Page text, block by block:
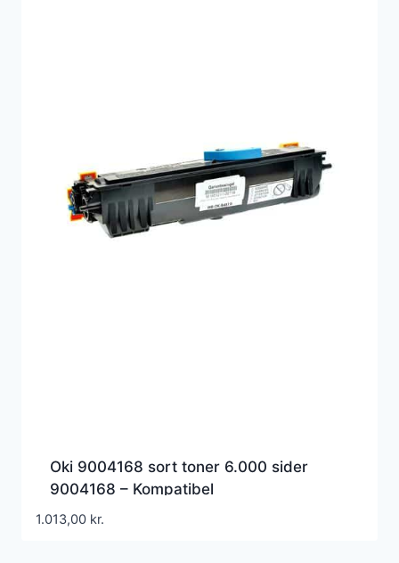
Oki 9004168 sort toner 6.000 sider
9004168 – Kompatibel
1.013,00 kr.